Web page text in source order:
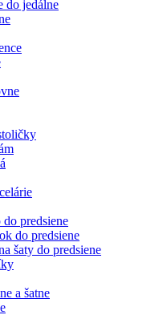
do jedálne
predsiene
do predsiene
šaty do predsiene
a šatne